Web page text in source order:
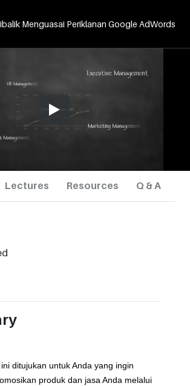
Menguasai Periklanan Google AdWords
Lectures Resources Q & A
ditujukan untuk Anda yang ingin
produk dan jasa Anda melalui